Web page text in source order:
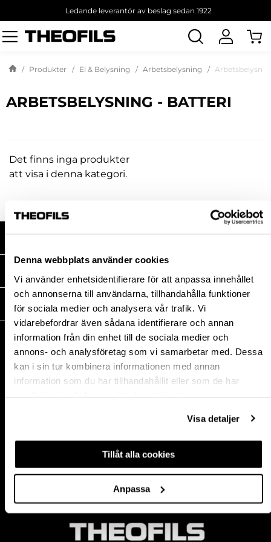
Denna webbplats använder cookies
Vi använder enhetsidentifierare för att anpassa innehållet
och annonserna till användarna, tillhandahålla funktioner
för sociala medier och analysera vår trafik. Vi
vidarebefordrar även sådana identifierare och annan
information från din enhet till de sociala medier och
annons- och analysföretag som vi samarbetar med. Dessa
kan i sin tur kombinera informationen med annan
information som du har tillhandahållit eller som de har
Visa detaljer
Tillåt alla cookies
Anpassa
Ledande leverantör av beslag sedan 1922
Sök
produkt
Produkter El & Belysning Arbetsbelysning
ARBETSBELYSNING - BATTERI
Det finns inga produkter
att visa i denna kategori.
THEOFILS
KONTAKT
Postadress:
BOX 1009 551 11
Jönköping, Sweden
Tel:+46 (0)10-178 13 00
Org. nr 556154-8925